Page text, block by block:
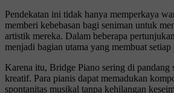
Pendekatan ini tidak hanya memperkaya
memberi kebebasan bagi seniman untuk
artistik mereka. Dalam beberapa
menjadi bagian utama yang membuat
Karena itu, Bridge Piano sering di pandang
kreatif. Para pianis dapat memadukan
spontanitas musikal tanpa kehilangan